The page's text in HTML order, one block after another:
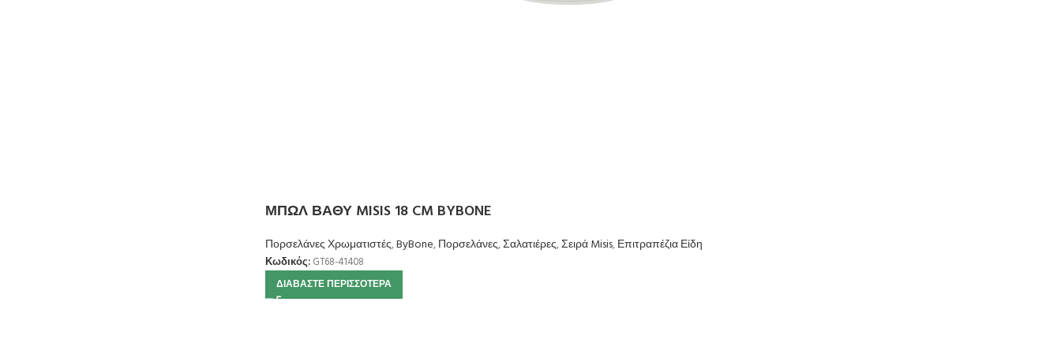
ΜΠΩΛ ΒΑΘΥ MISIS 18 CM BYBONE
Πορσελάνες Χρωματιστές,ByBone,Πορσελάνες,Σαλατιέρες,Σειρά Misis,Επιτραπέζια Είδη
Κωδικός: GT68-41408
ΔΙΑΒΆΣΤΕ ΠΕΡΙΣΣΌΤΕΡΑ